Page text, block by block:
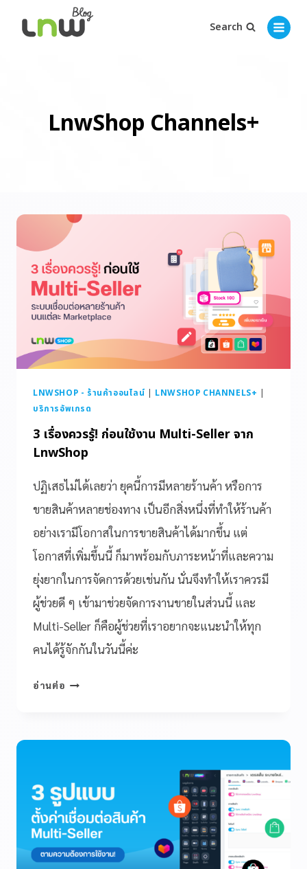
Search
LnwShop Channels+
LNWSHOP - ร้านค้าออนไลน์ | LNWSHOP CHANNELS+ |
บริการอัพเกรด
3 เรื่องควรรู้! ก่อนใช้งาน Multi-Seller จาก
LnwShop
ปฏิเสธไม่ได้เลยว่า ยุคนี้การมีหลายร้านค้า หรือการ
ขายสินค้าหลายช่องทาง เป็นอีกสิ่งหนึ่งที่ทำให้ร้านค้า
อย่างเรามีโอกาสในการขายสินค้าได้มากขึ้น แต่
โอกาสที่เพิ่มขึ้นนี้ ก็มาพร้อมกับภาระหน้าที่และความ
ยุ่งยากในการจัดการด้วยเช่นกัน นั่นจึงทำให้เราควรมี
ผู้ช่วยดี ๆ เข้ามาช่วยจัดการงานขายในส่วนนี้ และ
Multi-Seller ก็คือผู้ช่วยที่เราอยากจะแนะนำให้ทุก
คนได้รู้จักกันในวันนี้ค่ะ
อ่านต่อ